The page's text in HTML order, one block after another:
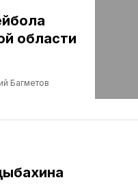
области
Багметов